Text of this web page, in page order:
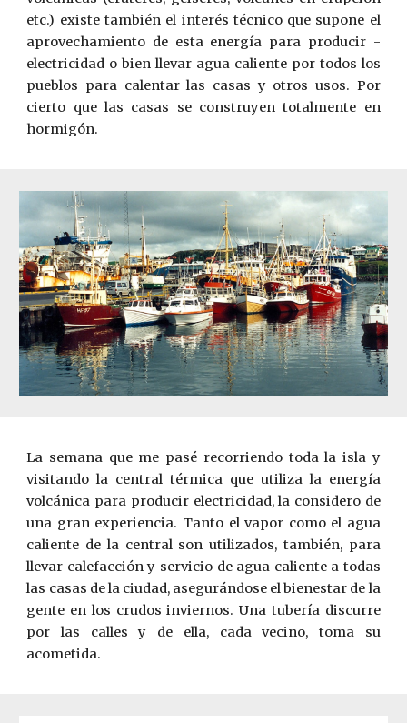
etc.) existe también el interés técnico que supone el
aprovechamiento de esta energía para producir ­
electricidad o bien llevar agua caliente por todos los
pueblos para­ calentar las casas y otros usos. Por
cierto que las casas se construyen totalmente en
hormigón.
La semana que me pasé recorriendo toda la isla y
visitando la central térmica que utiliza la energía
volcánica para producir electricidad, la considero de
una gran experiencia. Tanto el vapor como el agua
caliente de la central son utilizados, también, para
llevar calefacción y servicio de agua caliente a todas
las casas de la ciudad, asegurándose el bienestar de la
gente en los crudos inviernos. Una tubería discurre
por las calles y de ella, cada vecino, toma su
acometida.